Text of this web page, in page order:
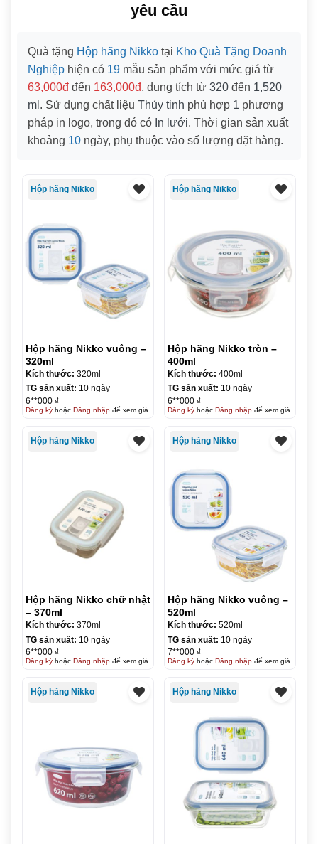
yêu cầu
Quà tặng Hộp hãng Nikko tại Kho Quà Tặng Doanh
Nghiệp hiện có 19 mẫu sản phẩm với mức giá từ
63,000đ đến 163,000đ, dung tích từ 320 đến 1,520
ml . Sử dụng chất liệu Thủy tinh phù hợp 1 phương
pháp in logo, trong đó có In lưới. Thời gian sản xuất
khoảng 10 ngày, phụ thuộc vào số lượng đặt hàng.
Hộp hãng Nikko
Hộp hãng Nikko vuông –
320ml
Kích thước: 320ml
TG sản xuất: 10 ngày
6**000 ₫
Đăng kýhoặc Đăng nhậpđể xem giá
Hộp hãng Nikko
Hộp hãng Nikko tròn –
400ml
Kích thước: 400ml
TG sản xuất: 10 ngày
6**000 ₫
Đăng kýhoặc Đăng nhậpđể xem giá
Hộp hãng Nikko
Hộp hãng Nikko chữ nhật
– 370ml
Kích thước: 370ml
TG sản xuất: 10 ngày
6**000 ₫
Đăng kýhoặc Đăng nhậpđể xem giá
Hộp hãng Nikko
Hộp hãng Nikko vuông –
520ml
Kích thước: 520ml
TG sản xuất: 10 ngày
7**000 ₫
Đăng kýhoặc Đăng nhậpđể xem giá
Hộp hãng Nikko Hộp hãng Nikko